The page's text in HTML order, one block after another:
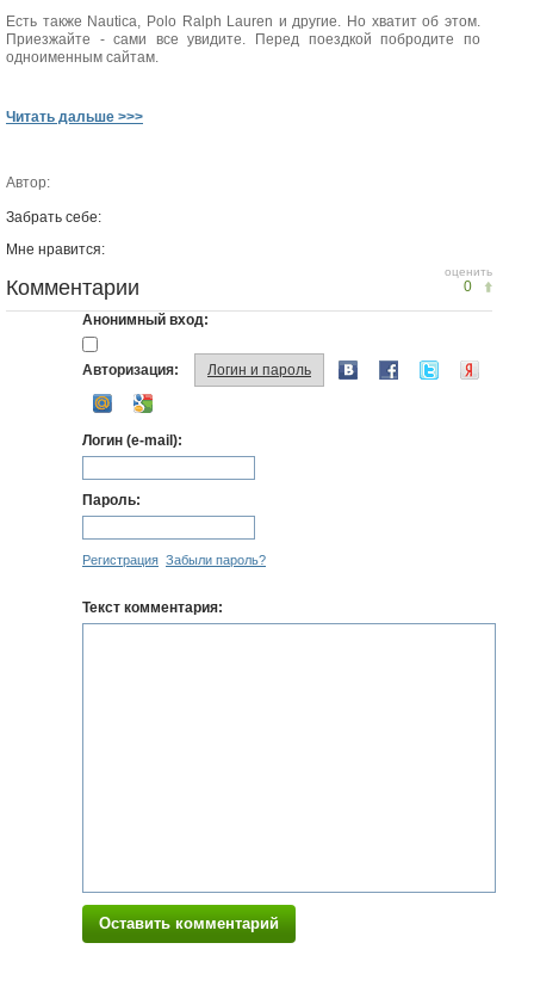
Есть также Nautica, Polo Ralph Lauren и другие. Но хватит об этом.
Приезжайте - сами все увидите. Перед поездкой побродите по
одноименным сайтам.
Читать дальше >>>
Автор:
Забрать себе:
Мне нравится:
оценить
0
Комментарии
Анонимный вход:
Авторизация: Логин и пароль
Логин (e-mail):
Пароль:
Регистрация Забыли пароль?
Текст комментария:
Оставить комментарий